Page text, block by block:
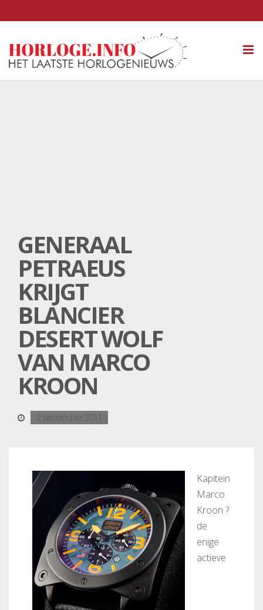
GENERAAL
PETRAEUS
KRIJGT
BLANCIER
DESERT WOLF
VAN MARCO
KROON
2 september 2011
Kapitein
Marco
Kroon ?
de
enige
actieve